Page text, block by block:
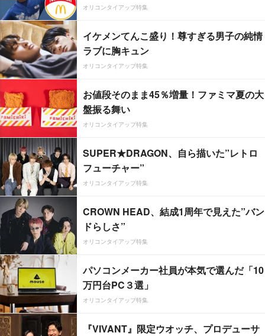
オリコンタイアップ特集
イケメンてんこ盛り！尊すぎる男子の純情
ラブに胸キュン
オリコンタイアップ特集
お値段そのまま45％増量！ファミマ夏の大
盤振る舞い
オリコンタイアップ特集
SUPER★DRAGON、自ら描いた”レトロ
フューチャー”
オリコンタイアップ特集
CROWN HEAD、結成1周年で見えた”バン
ドらしさ”
オリコンタイアップ特集
パソコンメーカー社員が本気で選んだ「10
万円台PC３選」
オリコンタイアップ特集
『VIVANT』限定ウオッチ、プロデューサ